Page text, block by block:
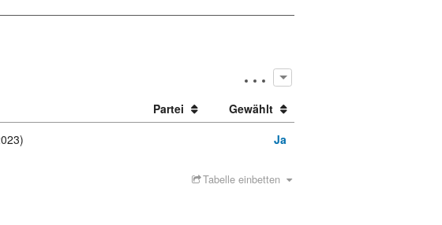
Partei
Gewählt
Ja
Tabelle einbetten